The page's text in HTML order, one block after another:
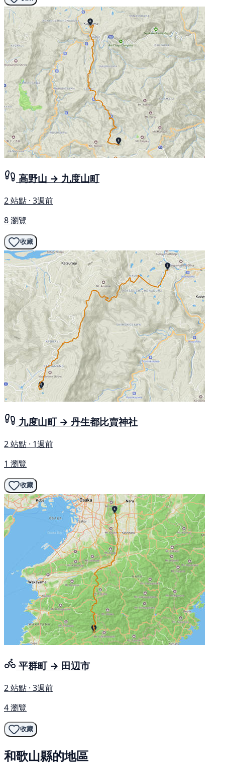
高野山 → 九度山町
2 站點 · 3週前
8 瀏覽
收藏
九度山町 → 丹生都比賣神社
2 站點 · 1週前
1 瀏覽
收藏
平群町 → 田辺市
2 站點 · 3週前
4 瀏覽
收藏
和歌山縣的地區